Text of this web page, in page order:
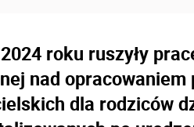
roku ruszyły
nad
dla rodziców